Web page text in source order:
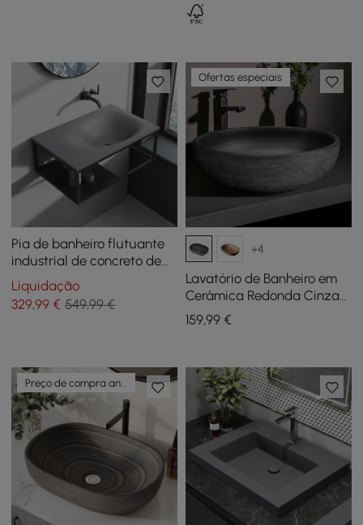
Pia de banheiro flutuante
industrial de concreto de
24", suporte de parede com
barra de toalha e
prateleira em cinza
Liquidação
329,99 € 549,99 €
Ofertas especiais
+4
Lavatório de Banheiro em
Cerâmica Redonda Cinza
de 16" – Cuba de Apoio
com Acabamento Mate
159,99€